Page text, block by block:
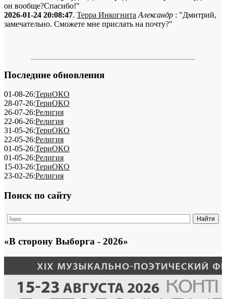
он вообще?Спасибо!"
2026-01-24 20:08:47. Терра Инкогнита Александр : "Дмитрий,
замечательно. Сможете мне прислать на почту?"
Последние обновления
01-08-26:ТериОКО
28-07-26:ТериОКО
26-07-26:Религия
22-06-26:Религия
31-05-26:ТериОКО
22-05-26:Религия
01-05-26:ТериОКО
01-05-26:Религия
15-03-26:ТериОКО
23-02-26:Религия
Поиск по сайту
«В сторону Выборга - 2026»